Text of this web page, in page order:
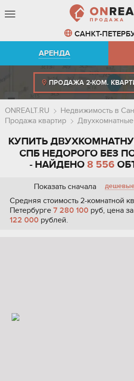
САНКТ-
АРЕНДА
ПРОДАЖА 2-КОМ.
ONREALT.RU
Недвижимость в
Продажа квартир
Двухкомнатные
КУПИТЬ
СПБ НЕДОРОГО БЕЗ
- НАЙДЕНО 8 556
Показать сначала
Средняя стоимость 2-комнатной
Петербурге 7 280 100 руб, цена
122 000 рублей.